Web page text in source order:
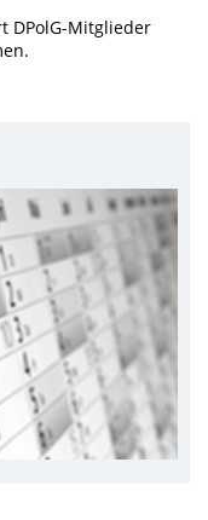
DPolG-Mitglieder